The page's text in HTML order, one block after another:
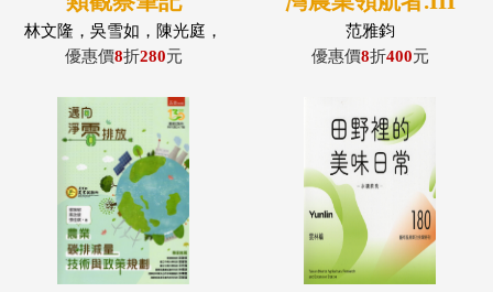
林文隆，吳雪如，陳光庭，
許竹君，許仲淮，游立祥，
優惠價8折280元
范雅鈞
優惠價8折400元